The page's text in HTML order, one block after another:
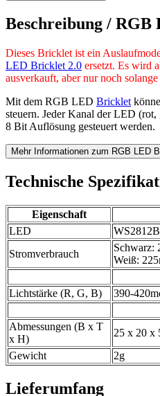
Beschreibung / RGB
Dieses Bricklet ist ein
LED Bricklet 2.0 ersetzt. Es wird
ausverkauft, aber nur noch
Mit dem RGB LED Bricklet
steuern. Jeder Kanal der LED
8 Bit Auflösung gesteuert werden.
Mehr Informationen zum RGB LED
Technische
Eigenschaft
LED
WS2812B
Stromverbrauch
Schwarz:
Weiß:
Lichtstärke (R, G, B) 390-
Abmessungen (B x T
x H)
25 x 20 x
Gewicht
2g
Lieferumfang